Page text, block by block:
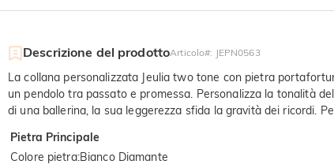
Descrizione del prodottoArticolo#: JEPN0563
La collana personalizzata Jeulia two tone con pietra
un pendolo tra passato e promessa. Personalizza la tonalità
di una ballerina, la sua leggerezza sfida la gravità dei ricordi.
Pietra Principale
Colore pietra:Bianco Diamante